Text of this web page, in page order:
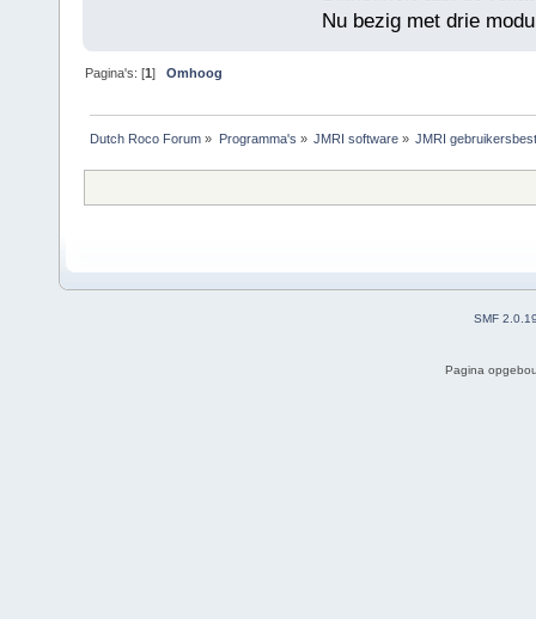
Nu bezig met drie
Pagina's: [1]Omhoog
Dutch Roco Forum » Programma's » JMRI software» JMRI
SMF
Pagina